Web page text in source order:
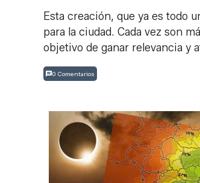
Esta creación, que ya es todo
para la ciudad. Cada vez son
objetivo de ganar relevancia y
0 Comentarios